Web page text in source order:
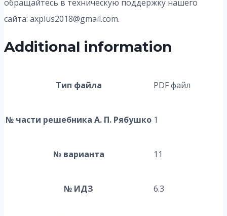
обращайтесь в техническую поддержку нашего
сайта: axplus2018@gmail.com.
Additional information
Тип файла PDF файл
№ части решебника А. П. Рябушко 1
№ варианта 11
№ ИДЗ 6.3